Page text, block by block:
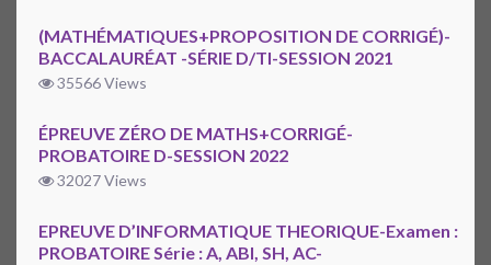
(MATHÉMATIQUES+PROPOSITION DE CORRIGÉ)-
BACCALAURÉAT -SÉRIE D/TI-SESSION 2021
35566 Views
ÉPREUVE ZÉRO DE MATHS+CORRIGÉ-
PROBATOIRE D-SESSION 2022
32027 Views
EPREUVE D’INFORMATIQUE THEORIQUE-Examen :
PROBATOIRE Série : A, ABI, SH, AC-